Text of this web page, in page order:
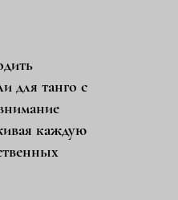
для танго с
каждую